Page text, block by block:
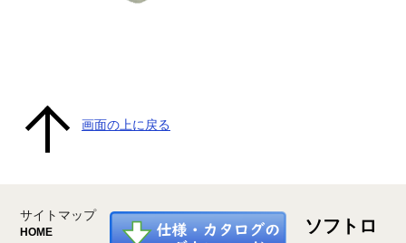
画面の上に戻る
サイトマップ
HOME
ソフトロ